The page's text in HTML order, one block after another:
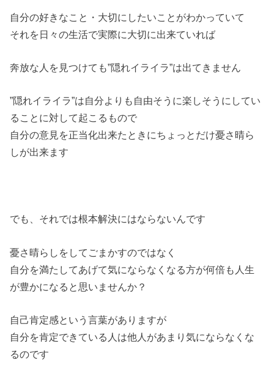
自分の好きなこと・大切にしたいことがわかっていて
それを日々の生活で実際に大切に出来ていれば
奔放な人を見つけても”隠れイライラ”は出てきません
”隠れイライラ”は自分よりも自由そうに楽しそうにしてい
ることに対して起こるもので
自分の意見を正当化出来たときにちょっとだけ憂さ晴ら
しが出来ます
でも、それでは根本解決にはならないんです
憂さ晴らしをしてごまかすのではなく
自分を満たしてあげて気にならなくなる方が何倍も人生
が豊かになると思いませんか？
自己肯定感という言葉がありますが
自分を肯定できている人は他人があまり気にならなくな
るのです